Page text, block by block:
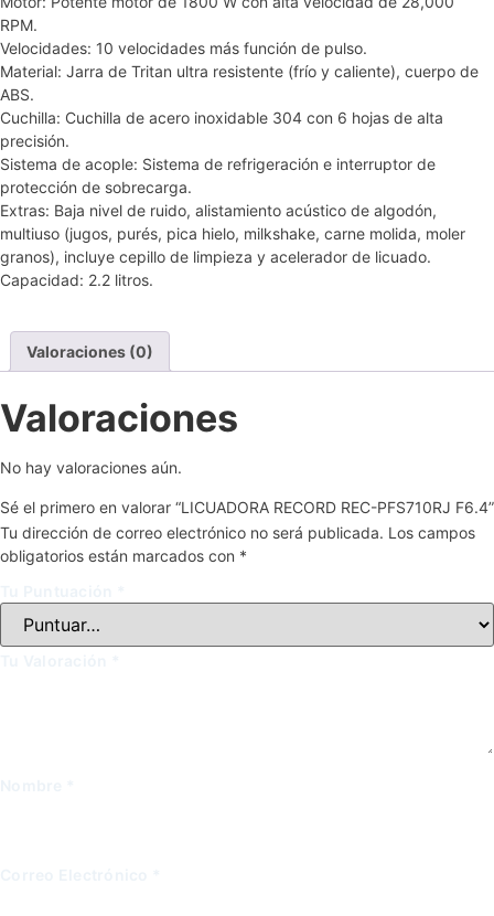
RPM.
Velocidades: 10 velocidades más función de pulso.
Material: Jarra de Tritan ultra resistente (frío y caliente), cuerpo de
ABS.
Cuchilla: Cuchilla de acero inoxidable 304 con 6 hojas de alta
precisión.
Sistema de acople: Sistema de refrigeración e interruptor de
protección de sobrecarga.
Extras: Baja nivel de ruido, alistamiento acústico de algodón,
multiuso (jugos, purés, pica hielo, milkshake, carne molida, moler
granos), incluye cepillo de limpieza y acelerador de licuado.
Capacidad: 2.2 litros.
Valoraciones (0)
Valoraciones
No hay valoraciones aún.
Sé el primero en valorar “LICUADORA RECORD REC-PFS710RJ F6.4”
Tu dirección de correo electrónico no será publicada. Los campos
obligatorios están marcados con *